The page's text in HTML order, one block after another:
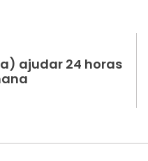
ajudar 24 horas